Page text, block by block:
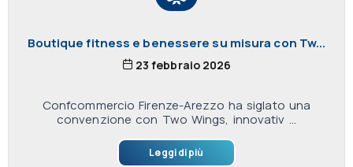
Boutique fitness e benessere su misura con Tw...
23 febbraio 2026
Confcommercio Firenze-Arezzo ha siglato una
convenzione con Two Wings, innovativ ...
Leggi di più